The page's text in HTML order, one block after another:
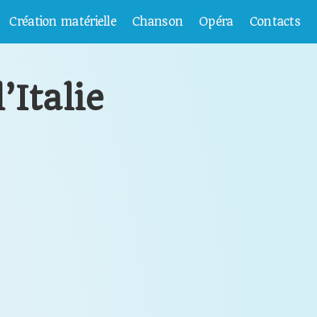
Création matérielle Chanson Opéra Contacts